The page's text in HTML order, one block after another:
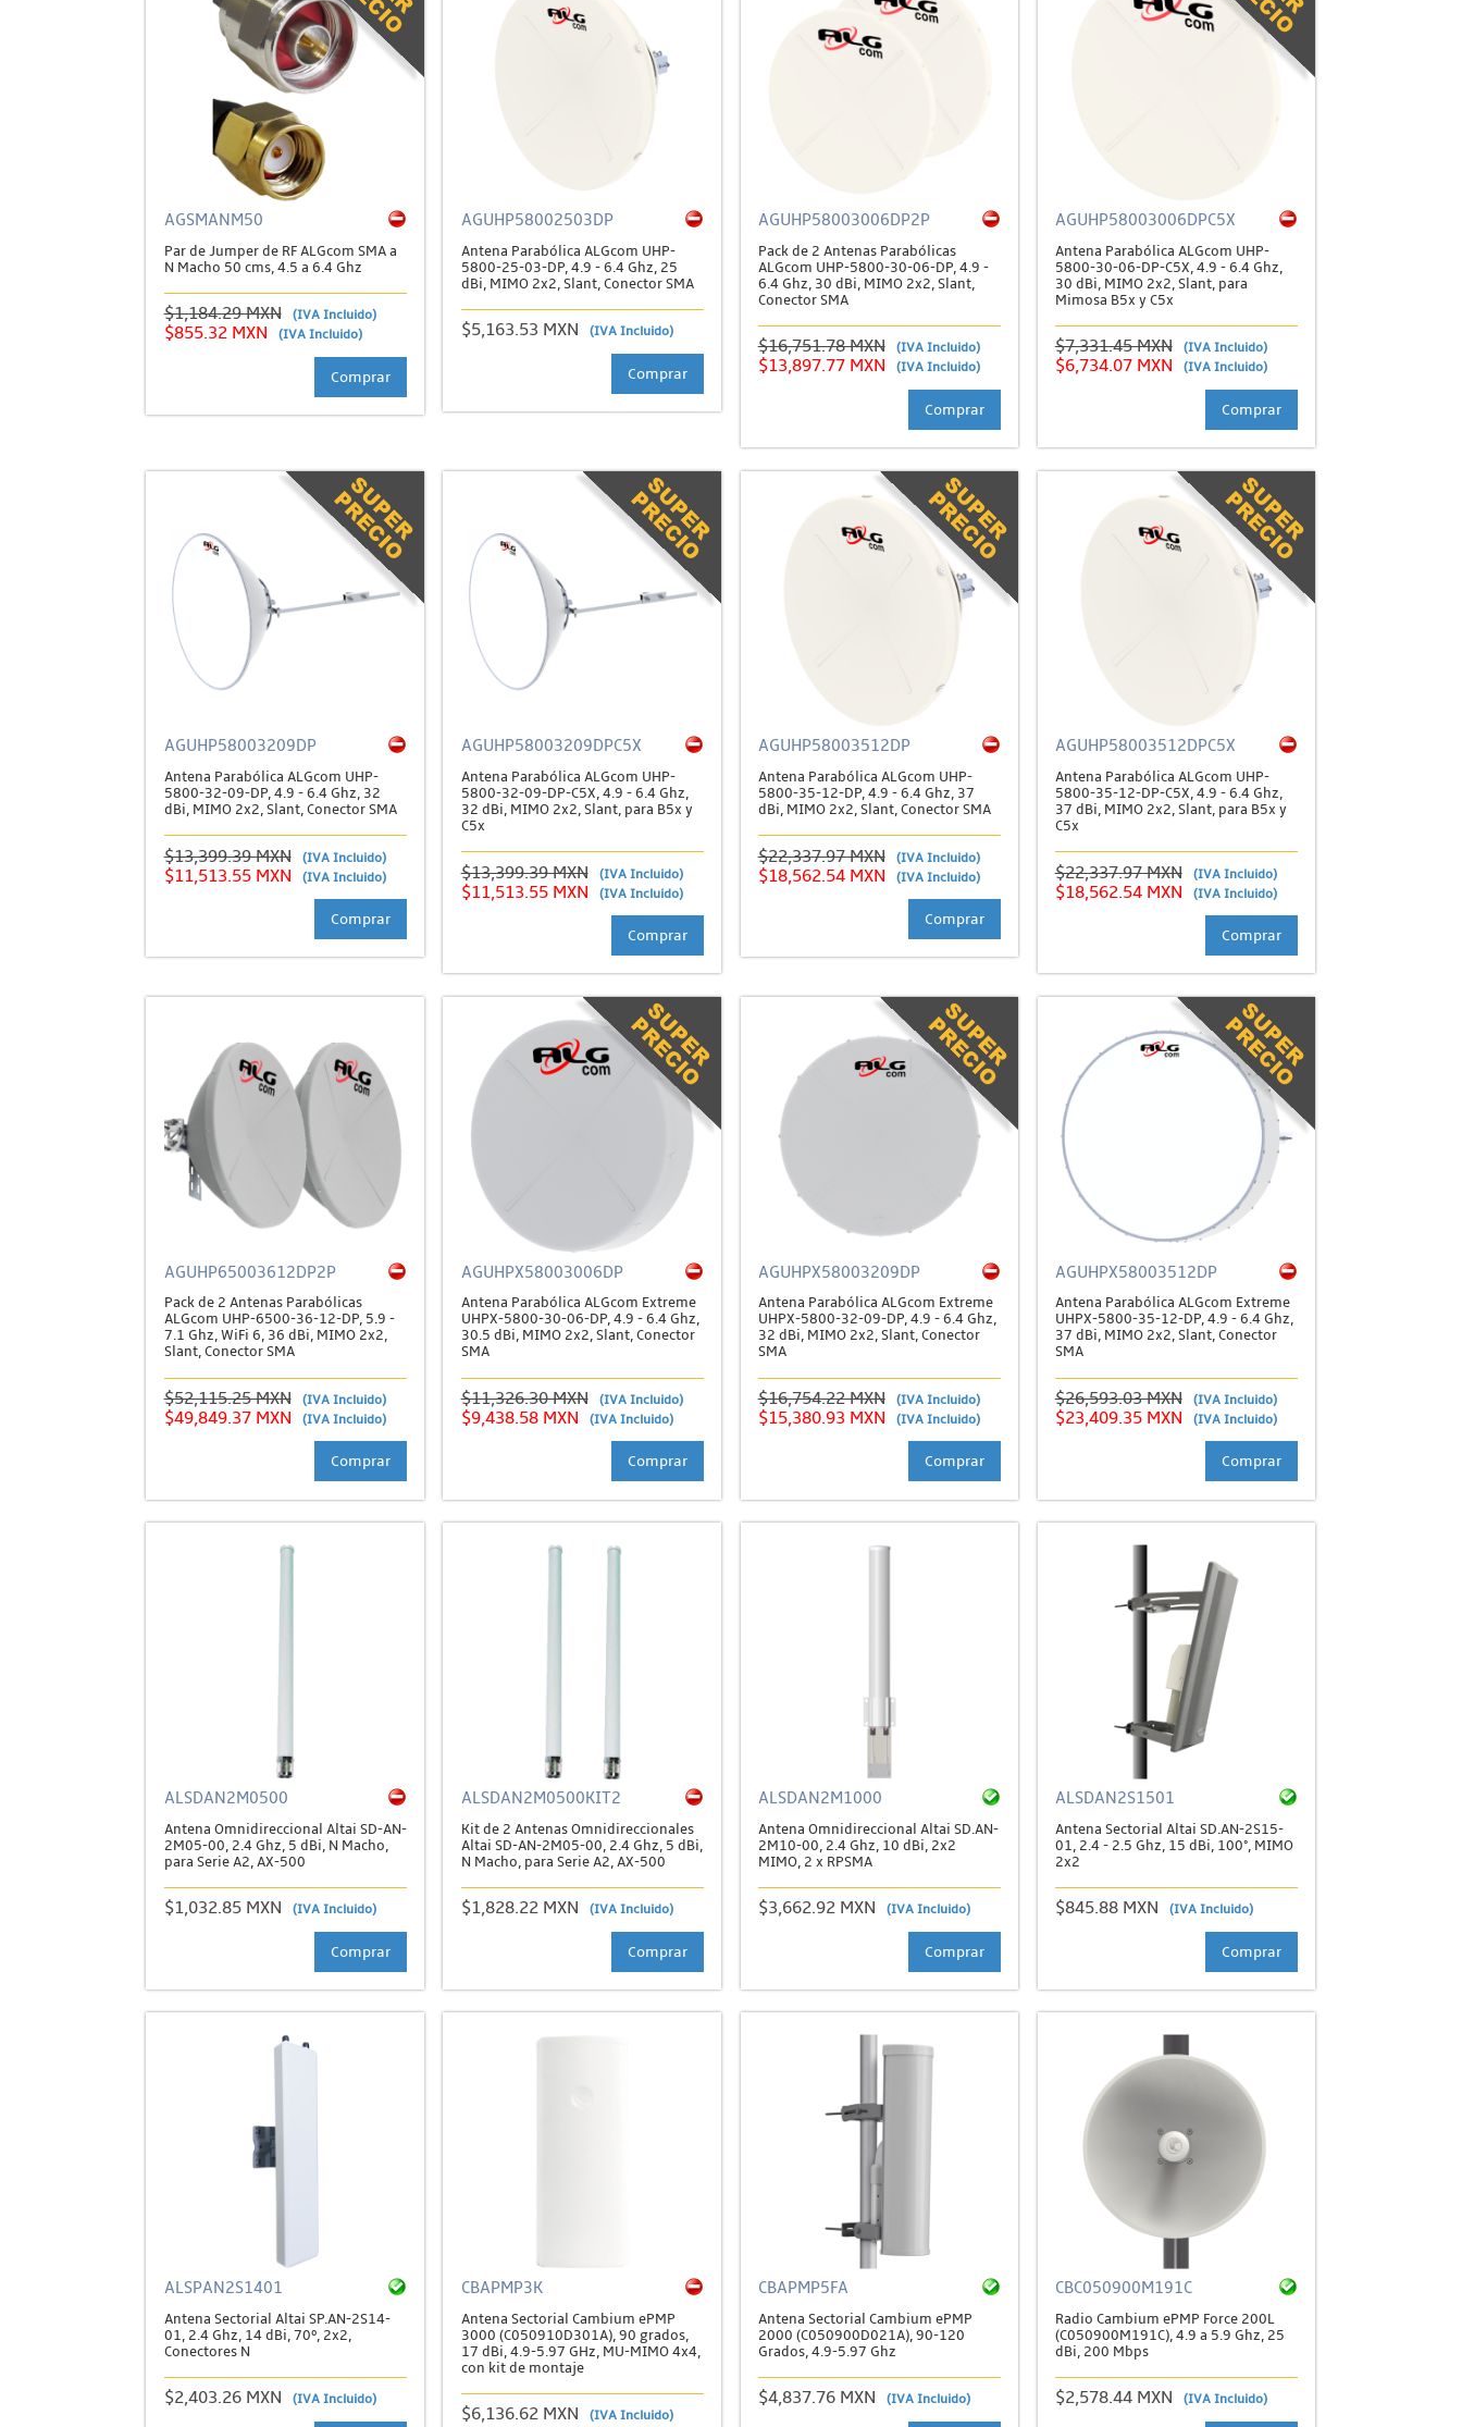
AGSMANM50
Par de Jumper de RF ALGcom SMA a
N Macho 50 cms, 4.5 a 6.4 Ghz
$1,184.29 MXN (IVA Incluido)
$855.32 MXN (IVA Incluido)
Comprar
AGUHP58002503DP
Antena Parabólica ALGcom UHP-
5800-25-03-DP, 4.9 - 6.4 Ghz, 25
dBi, MIMO 2x2, Slant, Conector SMA
$5,163.53 MXN (IVA Incluido)
Comprar
AGUHP58003006DP2P
Pack de 2 Antenas Parabólicas
ALGcom UHP-5800-30-06-DP, 4.9 -
6.4 Ghz, 30 dBi, MIMO 2x2, Slant,
Conector SMA
$16,751.78 MXN (IVA Incluido)
$13,897.77 MXN (IVA Incluido)
Comprar
AGUHP58003006DPC5X
Antena Parabólica ALGcom UHP-
5800-30-06-DP-C5X, 4.9 - 6.4 Ghz,
30 dBi, MIMO 2x2, Slant, para
Mimosa B5x y C5x
$7,331.45 MXN (IVA Incluido)
$6,734.07 MXN (IVA Incluido)
Comprar
AGUHP58003209DP
Antena Parabólica ALGcom UHP-
5800-32-09-DP, 4.9 - 6.4 Ghz, 32
dBi, MIMO 2x2, Slant, Conector SMA
$13,399.39 MXN (IVA Incluido)
$11,513.55 MXN (IVA Incluido)
Comprar
AGUHP58003209DPC5X
Antena Parabólica ALGcom UHP-
5800-32-09-DP-C5X, 4.9 - 6.4 Ghz,
32 dBi, MIMO 2x2, Slant, para B5x y
C5x
$13,399.39 MXN (IVA Incluido)
$11,513.55 MXN (IVA Incluido)
Comprar
AGUHP58003512DP
Antena Parabólica ALGcom UHP-
5800-35-12-DP, 4.9 - 6.4 Ghz, 37
dBi, MIMO 2x2, Slant, Conector SMA
$22,337.97 MXN (IVA Incluido)
$18,562.54 MXN (IVA Incluido)
Comprar
AGUHP58003512DPC5X
Antena Parabólica ALGcom UHP-
5800-35-12-DP-C5X, 4.9 - 6.4 Ghz,
37 dBi, MIMO 2x2, Slant, para B5x y
C5x
$22,337.97 MXN (IVA Incluido)
$18,562.54 MXN (IVA Incluido)
Comprar
AGUHP65003612DP2P
Pack de 2 Antenas Parabólicas
ALGcom UHP-6500-36-12-DP, 5.9 -
7.1 Ghz, WiFi 6, 36 dBi, MIMO 2x2,
Slant, Conector SMA
$52,115.25 MXN (IVA Incluido)
$49,849.37 MXN (IVA Incluido)
Comprar
AGUHPX58003006DP
Antena Parabólica ALGcom Extreme
UHPX-5800-30-06-DP, 4.9 - 6.4 Ghz,
30.5 dBi, MIMO 2x2, Slant, Conector
SMA
$11,326.30 MXN (IVA Incluido)
$9,438.58 MXN (IVA Incluido)
Comprar
AGUHPX58003209DP
Antena Parabólica ALGcom Extreme
UHPX-5800-32-09-DP, 4.9 - 6.4 Ghz,
32 dBi, MIMO 2x2, Slant, Conector
SMA
$16,754.22 MXN (IVA Incluido)
$15,380.93 MXN (IVA Incluido)
Comprar
AGUHPX58003512DP
Antena Parabólica ALGcom Extreme
UHPX-5800-35-12-DP, 4.9 - 6.4 Ghz,
37 dBi, MIMO 2x2, Slant, Conector
SMA
$26,593.03 MXN (IVA Incluido)
$23,409.35 MXN (IVA Incluido)
Comprar
ALSDAN2M0500
Antena Omnidireccional Altai SD-AN-
2M05-00, 2.4 Ghz, 5 dBi, N Macho,
para Serie A2, AX-500
$1,032.85 MXN (IVA Incluido)
Comprar
ALSDAN2M0500KIT2
Kit de 2 Antenas Omnidireccionales
Altai SD-AN-2M05-00, 2.4 Ghz, 5 dBi,
N Macho, para Serie A2, AX-500
$1,828.22 MXN (IVA Incluido)
Comprar
ALSDAN2M1000
Antena Omnidireccional Altai SD.AN-
2M10-00, 2.4 Ghz, 10 dBi, 2x2
MIMO, 2 x RPSMA
$3,662.92 MXN (IVA Incluido)
Comprar
ALSDAN2S1501
Antena Sectorial Altai SD.AN-2S15-
01, 2.4 - 2.5 Ghz, 15 dBi, 100°, MIMO
2x2
$845.88 MXN (IVA Incluido)
Comprar
ALSPAN2S1401
Antena Sectorial Altai SP.AN-2S14-
01, 2.4 Ghz, 14 dBi, 70º, 2x2,
Conectores N
$2,403.26 MXN (IVA Incluido)
CBAPMP3K
Antena Sectorial Cambium ePMP
3000 (C050910D301A), 90 grados,
17 dBi, 4.9-5.97 GHz, MU-MIMO 4x4,
con kit de montaje
$6,136.62 MXN (IVA Incluido)
CBAPMP5FA
Antena Sectorial Cambium ePMP
2000 (C050900D021A), 90-120
Grados, 4.9-5.97 Ghz
$4,837.76 MXN (IVA Incluido)
CBC050900M191C
Radio Cambium ePMP Force 200L
(C050900M191C), 4.9 a 5.9 Ghz, 25
dBi, 200 Mbps
$2,578.44 MXN (IVA Incluido)